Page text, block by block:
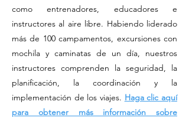
como entrenadores, educadores e
instructores al aire libre. Habiendo liderado
más de 100 campamentos, excursiones con
mochila y caminatas de un día, nuestros
instructores comprenden la seguridad, la
planificación, la coordinación y la
implementación de los viajes. Haga clic aquí
para obtener más información sobre